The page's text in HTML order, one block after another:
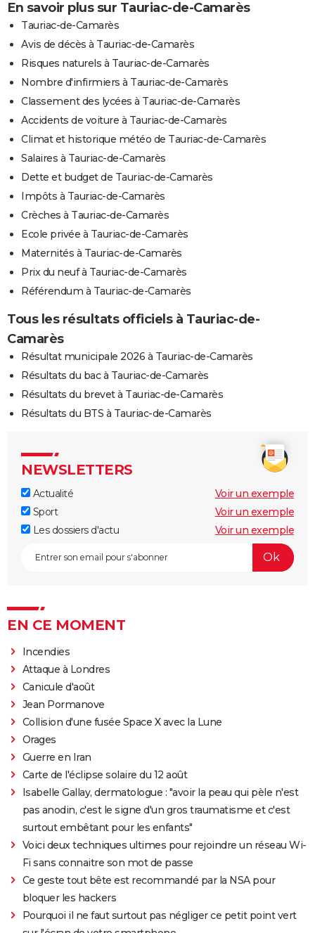
En savoir plus sur Tauriac-de-Camarès
Tauriac-de-Camarès
Avis de décès à Tauriac-de-Camarès
Risques naturels à Tauriac-de-Camarès
Nombre d'infirmiers à Tauriac-de-Camarès
Classement des lycées à Tauriac-de-Camarès
Accidents de voiture à Tauriac-de-Camarès
Climat et historique météo de Tauriac-de-Camarès
Salaires à Tauriac-de-Camarès
Dette et budget de Tauriac-de-Camarès
Impôts à Tauriac-de-Camarès
Crèches à Tauriac-de-Camarès
Ecole privée à Tauriac-de-Camarès
Maternités à Tauriac-de-Camarès
Prix du neuf à Tauriac-de-Camarès
Référendum à Tauriac-de-Camarès
Tous les résultats officiels à Tauriac-de-
Camarès
Résultat municipale 2026 à Tauriac-de-Camarès
Résultats du bac à Tauriac-de-Camarès
Résultats du brevet à Tauriac-de-Camarès
Résultats du BTS à Tauriac-de-Camarès
NEWSLETTERS
Actualité
Voir un exemple
Sport
Voir un exemple
Les dossiers d'actu
Voir un exemple
EN CE MOMENT
Incendies
Attaque à Londres
Canicule d'août
Jean Pormanove
Collision d'une fusée Space X avec la Lune
Orages
Guerre en Iran
Carte de l'éclipse solaire du 12 août
Isabelle Gallay, dermatologue : "avoir la peau qui pèle n'est
pas anodin, c'est le signe d'un gros traumatisme et c'est
surtout embêtant pour les enfants"
Voici deux techniques ultimes pour rejoindre un réseau Wi-
Fi sans connaitre son mot de passe
Ce geste tout bête est recommandé par la NSA pour
bloquer les hackers
Pourquoi il ne faut surtout pas négliger ce petit point vert